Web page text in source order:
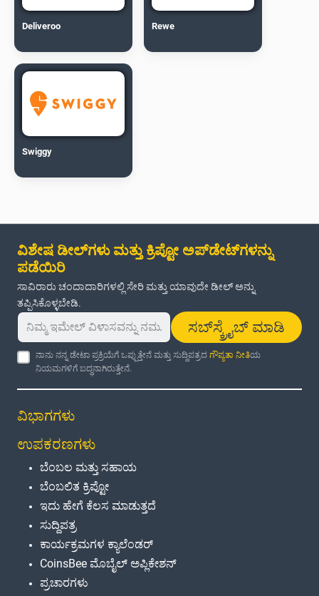
Deliveroo Rewe
Swiggy
ವಿಶೇಷ ಡೀಲ್‌ಗಳು ಮತ್ತು ಕ್ರಿಪ್ಟೋ ಅಪ್‌ಡೇಟ್‌ಗಳನ್ನು
ಪಡೆಯಿರಿ
ಸಾವಿರಾರು ಚಂದಾದಾರಿಗಳಲ್ಲಿ ಸೇರಿ ಮತ್ತು ಯಾವುದೇ ಡೀಲ್ ಅನ್ನು
ತಪ್ಪಿಸಿಕೊಳ್ಳಬೇಡಿ.
ಸಬ್‌ಸ್ಕ್ರೈಬ್ ಮಾಡಿ
ನಾನು ನನ್ನ ಡೇಟಾ ಪ್ರಕ್ರಿಯೆಗೆ ಒಪ್ಪುತ್ತೇನೆ ಮತ್ತು ಸುದ್ದಿಪತ್ರದಗೌಪ್ಯತಾ ನೀತಿಯ
ನಿಯಮಗಳಿಗೆ ಬದ್ಧನಾಗಿರುತ್ತೇನೆ.
ವಿಭಾಗಗಳು
ಉಪಕರಣಗಳು
ಬೆಂಬಲ ಮತ್ತು ಸಹಾಯ
ಬೆಂಬಲಿತ ಕ್ರಿಪ್ಟೋ
ಇದು ಹೇಗೆ ಕೆಲಸ ಮಾಡುತ್ತದೆ
ಸುದ್ದಿಪತ್ರ
ಕಾರ್ಯಕ್ರಮಗಳ ಕ್ಯಾಲೆಂಡರ್
CoinsBee ಮೊಬೈಲ್ ಅಪ್ಲಿಕೇಶನ್
ಪ್ರಚಾರಗಳು